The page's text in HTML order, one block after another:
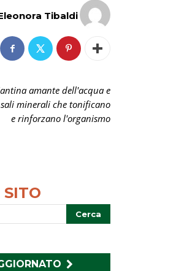
Tibaldi
amante dell'acqua e
minerali che tonificano
e rinforzano l'organismo
SITO